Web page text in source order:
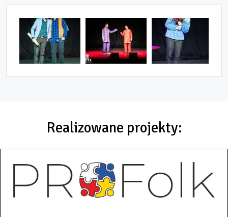
Realizowane projekty: